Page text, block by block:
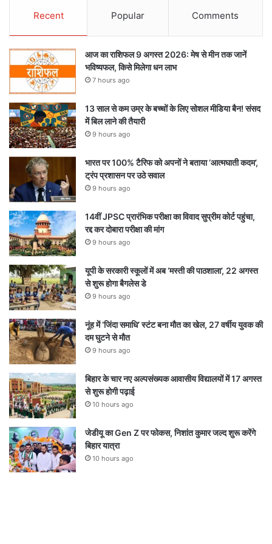
Recent Popular Comments
आज का राशिफल 9 अगस्त 2026: मेष से मीन तक जानें
भविष्यफल, किसे मिलेगा धन लाभ
7 hours ago
13 साल से कम उम्र के बच्चों के लिए सोशल मीडिया बैन! संसद
में बिल लाने की तैयारी
9 hours ago
भारत पर 100% टैरिफ को अपनों ने बताया ‘आत्मघाती कदम’,
ट्रंप प्रशासन पर उठे सवाल
9 hours ago
14वीं JPSC प्रारंभिक परीक्षा का विवाद सुप्रीम कोर्ट पहुंचा,
रद्द कर दोबारा परीक्षा की मांग
9 hours ago
यूपी के सरकारी स्कूलों में अब ‘मस्ती की पाठशाला’, 22 अगस्त
से शुरू होगा बैगलेस डे
9 hours ago
नूंह में ‘जिंदा समाधि’ स्टंट बना मौत का खेल, 27 वर्षीय युवक की
दम घुटने से मौत
9 hours ago
बिहार के चार नए अल्पसंख्यक आवासीय विद्यालयों में 17 अगस्त
से शुरू होगी पढ़ाई
10 hours ago
जेडीयू का Gen Z पर फोकस, निशांत कुमार जल्द शुरू करेंगे
बिहार यात्रा
10 hours ago